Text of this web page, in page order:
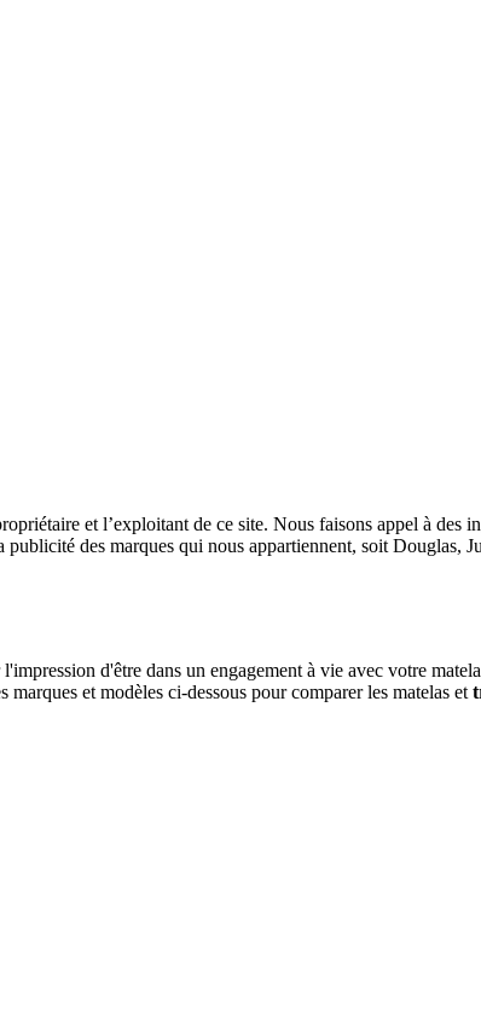
et l’exploitant de ce site. Nous faisons appel à des
des marques qui nous appartiennent, soit
d'être dans un engagement à vie avec votre
et modèles ci-dessous pour comparer les matelas et